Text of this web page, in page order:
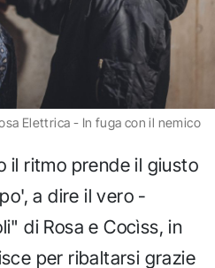
Elettrica - In fuga con il nemico
il ritmo prende il giusto
a dire il vero -
di Rosa e Cocìss, in
per ribaltarsi grazie